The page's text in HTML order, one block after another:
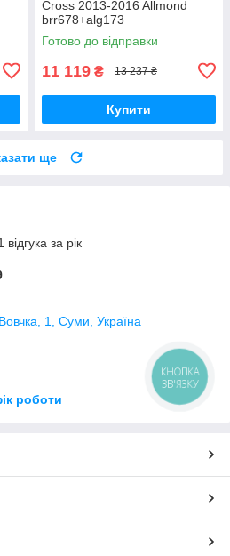
Cross 2013-2016 Allmond
brr678+alg173
Готово до відправки
11 119 ₴ 13 237 ₴
Купити
ще
за рік
1, Суми, Україна
роботи
КНОПКА
ЗВ'ЯЗКУ